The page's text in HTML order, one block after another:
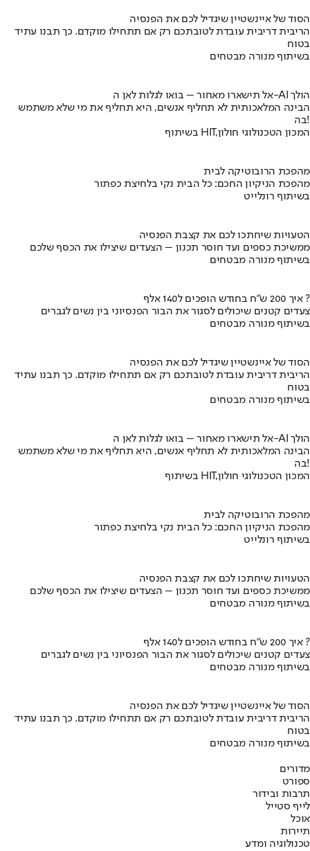
הסוד של איינשטיין שיגדיל לכם את הפנסיה
הריבית דריבית עובדת לטובתכם רק אם תתחילו מוקדם. כך תבנו עתיד
בטוח
בשיתוף מנורה מבטחים
אל תישארו מאחור – בואו לגלות לאן ה-AI הולך
הבינה המלאכותית לא תחליף אנשים, היא תחליף את מי שלא משתמש
בה!
בשיתוף HIT,המכון הטכנולוגי חולון
מהפכת הרובוטיקה לבית
מהפכת הניקיון החכם: כל הבית נקי בלחיצת כפתור
בשיתוף רונלייט
הטעויות שיחתכו לכם את קצבת הפנסיה
ממשיכת כספים ועד חוסר תכנון – הצעדים שיצילו את הכסף שלכם
בשיתוף מנורה מבטחים
איך 200 ש"ח בחודש הופכים ל140 אלף ?
צעדים קטנים שיכולים לסגור את הבור הפנסיוני בין נשים לגברים
בשיתוף מנורה מבטחים
הסוד של איינשטיין שיגדיל לכם את הפנסיה
הריבית דריבית עובדת לטובתכם רק אם תתחילו מוקדם. כך תבנו עתיד
בטוח
בשיתוף מנורה מבטחים
אל תישארו מאחור – בואו לגלות לאן ה-AI הולך
הבינה המלאכותית לא תחליף אנשים, היא תחליף את מי שלא משתמש
בה!
בשיתוף HIT,המכון הטכנולוגי חולון
מהפכת הרובוטיקה לבית
מהפכת הניקיון החכם: כל הבית נקי בלחיצת כפתור
בשיתוף רונלייט
הטעויות שיחתכו לכם את קצבת הפנסיה
ממשיכת כספים ועד חוסר תכנון – הצעדים שיצילו את הכסף שלכם
בשיתוף מנורה מבטחים
איך 200 ש"ח בחודש הופכים ל140 אלף ?
צעדים קטנים שיכולים לסגור את הבור הפנסיוני בין נשים לגברים
בשיתוף מנורה מבטחים
הסוד של איינשטיין שיגדיל לכם את הפנסיה
הריבית דריבית עובדת לטובתכם רק אם תתחילו מוקדם. כך תבנו עתיד
בטוח
בשיתוף מנורה מבטחים
מדורים
ספורט
תרבות ובידור
לייף סטייל
אוכל
תיירות
טכנולוגיה ומדע